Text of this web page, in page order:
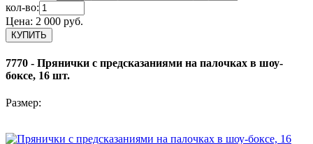
кол-во:
Цена: 2 000 руб.
7770 - Прянички с предсказаниями на палочках в шоу-
боксе, 16 шт.
Размер: